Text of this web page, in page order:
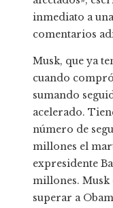
inmediato a
comentarios
Musk, que ya
cuando
sumando
acelerado.
número de
millones el
expresidente
millones. Musk
superar a